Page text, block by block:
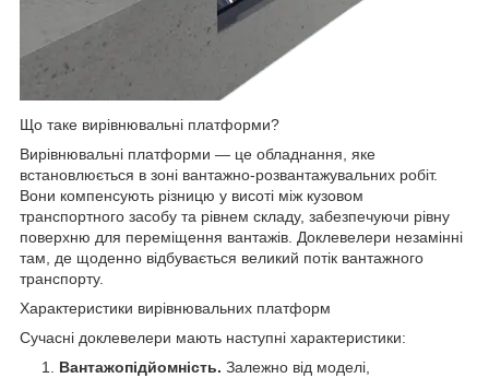
Що таке вирівнювальні платформи?
Вирівнювальні платформи — це обладнання, яке
встановлюється в зоні вантажно-розвантажувальних робіт.
Вони компенсують різницю у висоті між кузовом
транспортного засобу та рівнем складу, забезпечуючи рівну
поверхню для переміщення вантажів. Доклевелери незамінні
там, де щоденно відбувається великий потік вантажного
транспорту.
Характеристики вирівнювальних платформ
Сучасні доклевелери мають наступні характеристики:
Вантажопідйомність. Залежно від моделі,